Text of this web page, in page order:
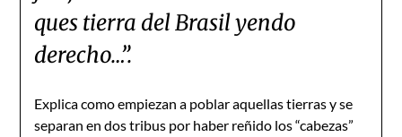
ques tierra del Brasil yendo
derecho…”.
Explica como empiezan a poblar aquellas tierras y se
separan en dos tribus por haber reñido los “cabezas”